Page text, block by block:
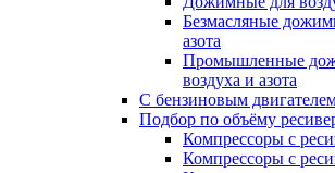
Безмасляные
азота
Промышленные
воздуха и азота
С бензиновым
Подбор по объёму
Компрессоры с
Компрессоры с